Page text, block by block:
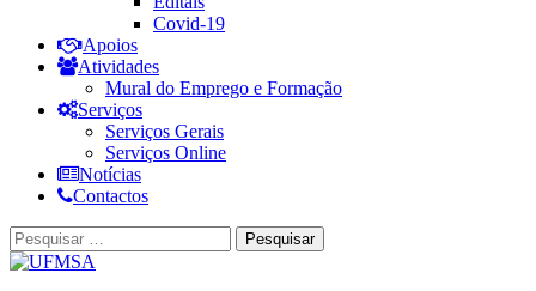
Covid-19
Apoios
Atividades
Mural do Emprego e Formação
Serviços
Serviços Gerais
Serviços Online
Notícias
Contactos